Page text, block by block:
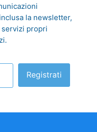
la newsletter,
propri
Registrati